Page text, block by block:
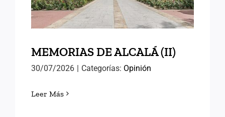
MEMORIAS DE ALCALÁ (II)
30/07/2026 | Categorías: Opinión
Leer Más